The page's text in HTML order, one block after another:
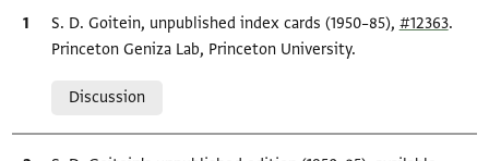
Bibliographic citation
S. D. Goitein, unpublished index cards (1950–85), #12363.
Princeton Geniza Lab, Princeton University.
Discussion